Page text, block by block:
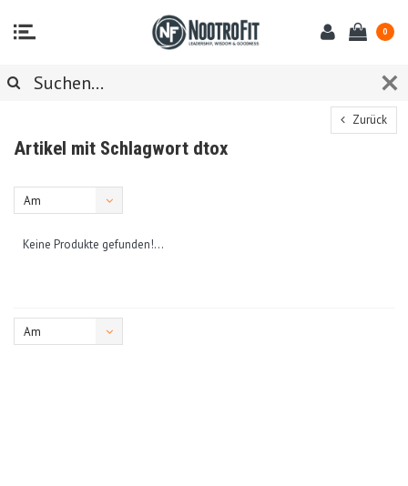
0
Zurück
Artikel mit Schlagwort dtox
Am
Keine Produkte gefunden!...
Am